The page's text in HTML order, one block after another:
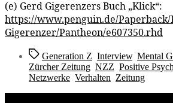
(e) Gerd Gigerenzers Buch „Klick“:
https://www.penguin.de/
Gigerenzer/Pantheon/e607350.rhd
Schlagwörter
Generation Z Interview, Mental
Zürcher Zeitung NZZ Positive
Netzwerke Verhalten Zeitung